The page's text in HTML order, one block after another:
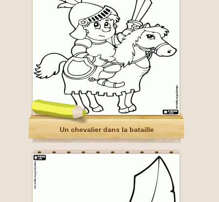
Un chevalier dans la bataille